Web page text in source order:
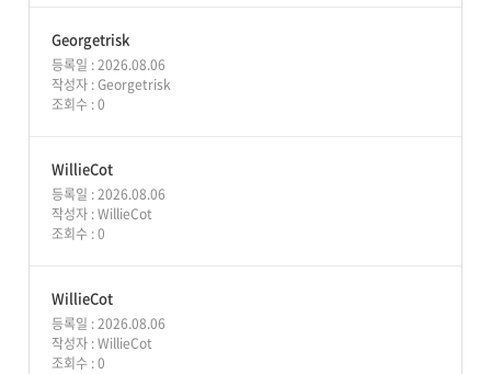
Georgetrisk
등록일 : 2026.08.06
작성자 :Georgetrisk
조회수 : 0
WillieCot
등록일 : 2026.08.06
작성자 :WillieCot
조회수 : 0
WillieCot
등록일 : 2026.08.06
작성자 :WillieCot
조회수 : 0